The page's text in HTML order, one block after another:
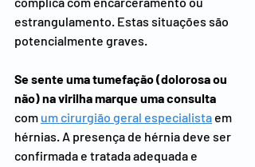
estrangulamento. Estas situações são
potencialmente graves.
Se sente uma tumefação (dolorosa ou
não) na virilha marque uma consulta
com um cirurgião geral especialista em
hérnias. A presença de hérnia deve ser
confirmada e tratada adequada e